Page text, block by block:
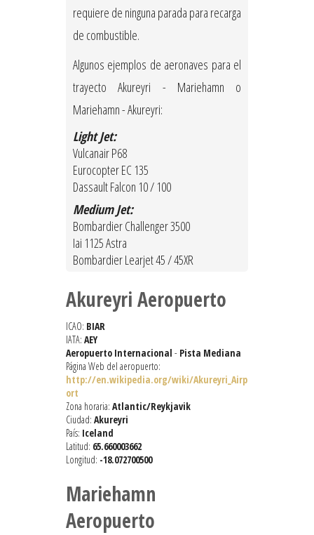
requiere de ninguna parada para recarga
de combustible.
Algunos ejemplos de aeronaves para el
trayecto Akureyri - Mariehamn o
Mariehamn - Akureyri:
Light Jet:
Vulcanair P68
Eurocopter EC 135
Dassault Falcon 10 / 100
Medium Jet:
Bombardier Challenger 3500
Iai 1125 Astra
Bombardier Learjet 45 / 45XR
Akureyri Aeropuerto
ICAO: BIAR
IATA: AEY
Aeropuerto Internacional - Pista Mediana
Página Web del aeropuerto:
http://en.wikipedia.org/wiki/Akureyri_Airp
ort
Zona horaria: Atlantic/Reykjavik
Ciudad: Akureyri
País: Iceland
Latitud: 65.660003662
Longitud: -18.072700500
Mariehamn
Aeropuerto